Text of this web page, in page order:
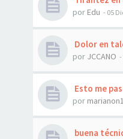
por Edu - 05
Dolor en
por JCCANO -
Esto me
por
buena